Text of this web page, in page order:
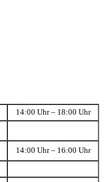
14:00 Uhr – 18:00 Uhr
14:00 Uhr – 16:00 Uhr